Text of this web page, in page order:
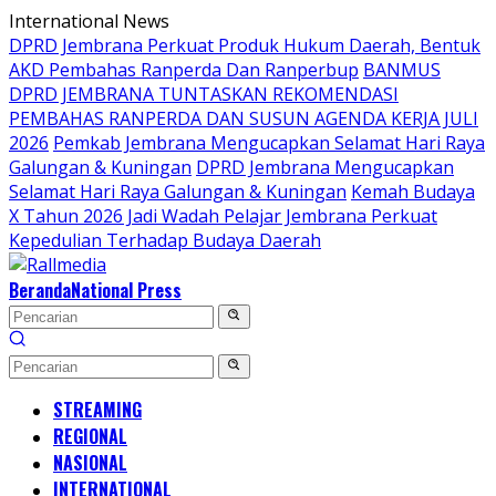
Langsung
ke
konten
International News
DPRD Jembrana Perkuat Produk Hukum Daerah, Bentuk
AKD Pembahas Ranperda Dan Ranperbup BANMUS
DPRD JEMBRANA TUNTASKAN REKOMENDASI
PEMBAHAS RANPERDA DAN SUSUN AGENDA KERJA JULI
2026 Pemkab Jembrana Mengucapkan Selamat Hari Raya
Galungan & Kuningan DPRD Jembrana Mengucapkan
Selamat Hari Raya Galungan & Kuningan Kemah Budaya
X Tahun 2026 Jadi Wadah Pelajar Jembrana Perkuat
Kepedulian Terhadap Budaya Daerah
BerandaNational Press
STREAMING
REGIONAL
NASIONAL
INTERNATIONAL